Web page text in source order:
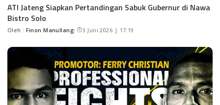
ATI Jateng Siapkan Pertandingan Sabuk Gubernur di Nawa
Bistro Solo
Oleh : Finon Manullang 3 Juni 2026 | 17:19